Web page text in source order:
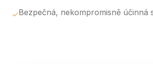
✓Bezpečná, nekompromisně účinná